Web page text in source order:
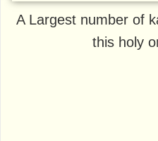
A Largest number of
this holy